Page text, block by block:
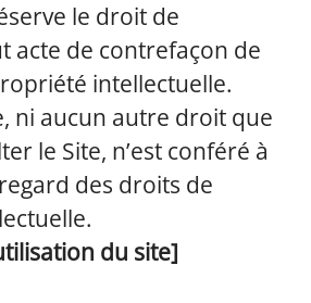
le droit de
acte de contrefaçon de
intellectuelle.
ni aucun autre droit que
le Site, n’est conféré à
des droits de
du site]